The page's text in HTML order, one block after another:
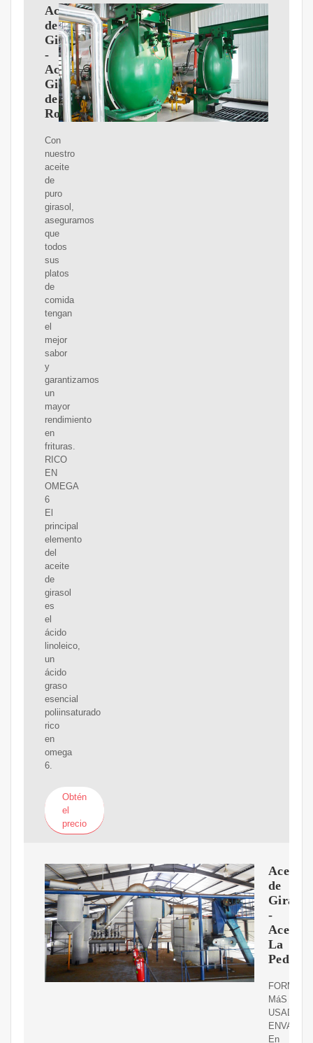
Aceite
de
Girasol
-
Aceitera
Girasoles
de
Rosario
Con
nuestro
aceite
de
puro
girasol,
aseguramos
que
todos
sus
platos
de
comida
tengan
el
mejor
sabor
y
garantizamos
un
mayor
rendimiento
en
frituras.
RICO
EN
OMEGA
6
El
principal
elemento
del
aceite
de
girasol
es
el
ácido
linoleico,
un
ácido
graso
esencial
poliinsaturado
rico
en
omega
6.
Obtén
el
precio
Aceite
de
Girasol
-
Aceites
La
Pedriza
MáS
USADOS
En